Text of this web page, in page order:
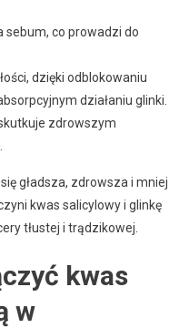
sebum, co prowadzi do
dzięki odblokowaniu
działaniu glinki.
zdrowszym
gładsza, zdrowsza i mniej
kwas salicylowy i glinkę
tłustej i trądzikowej.
kwas
w